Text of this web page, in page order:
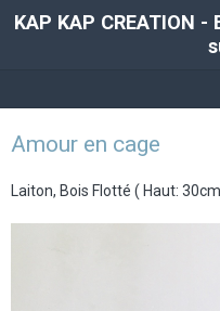
KAP KAP CREATION
Amour en cage
Laiton, Bois Flotté ( Haut: